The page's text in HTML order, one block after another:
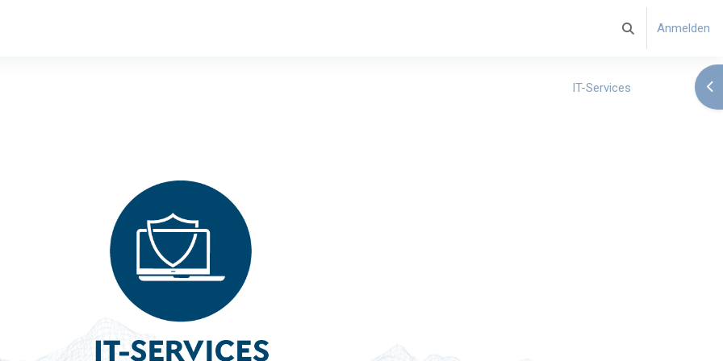
Sucheingabe
Anmelden
IT-Services